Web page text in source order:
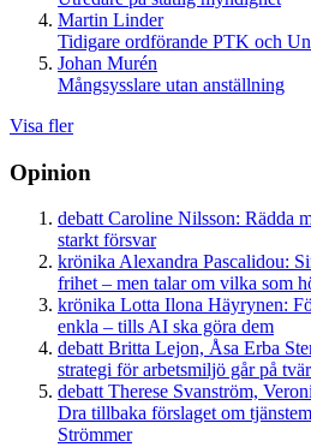
Martin Linder
Tidigare ordförande PTK och
Johan Murén
Mångsysslare utan anställning
Visa fler
Opinion
debatt Caroline Nilsson: Rädda
starkt försvar
krönika Alexandra Pascalidou:
frihet – men talar om vilka som
krönika Lotta Ilona Häyrynen:
enkla – tills AI ska göra dem
debatt Britta Lejon, Åsa Erba
strategi för arbetsmiljö går på
debatt Therese Svanström,
Dra tillbaka förslaget om
Strömmer